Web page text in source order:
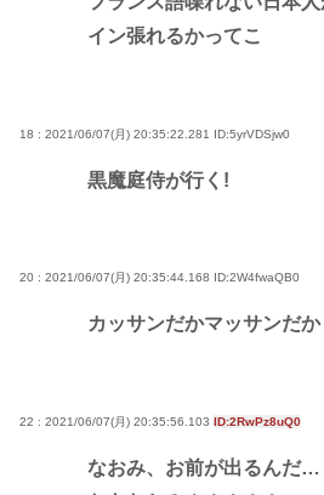
イン張れるかってこ
18 : 2021/06/07(月) 20:35:22.281 ID:5yrVDSjw0
黒魔庭侍が行く!
20 : 2021/06/07(月) 20:35:44.168 ID:2W4fwaQB0
カッサンだかマッサンだか
22 : 2021/06/07(月) 20:35:56.103 ID:2RwPz8uQ0
なおみ、お前が出るんだ…